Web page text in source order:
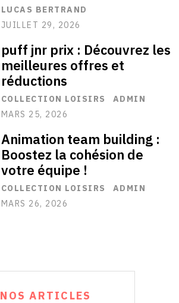
LUCAS BERTRAND
JUILLET 29, 2026
puff jnr prix : Découvrez les
meilleures offres et
réductions
COLLECTION LOISIRS
ADMIN
MARS 25, 2026
Animation team building :
Boostez la cohésion de
votre équipe !
COLLECTION LOISIRS
ADMIN
MARS 26, 2026
NOS ARTICLES